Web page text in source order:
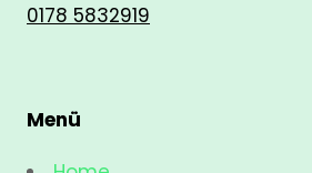
0178 5832919
Menü